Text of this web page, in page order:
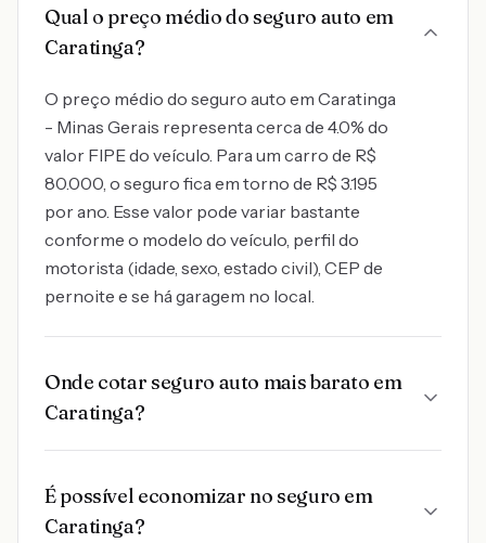
Qual o preço médio do seguro auto em
Caratinga?
O preço médio do seguro auto em Caratinga
- Minas Gerais representa cerca de 4.0% do
valor FIPE do veículo. Para um carro de R$
80.000, o seguro fica em torno de R$ 3.195
por ano. Esse valor pode variar bastante
conforme o modelo do veículo, perfil do
motorista (idade, sexo, estado civil), CEP de
pernoite e se há garagem no local.
Onde cotar seguro auto mais barato em
Caratinga?
É possível economizar no seguro em
Caratinga?